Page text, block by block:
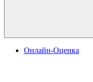
Онлайн-Оценка